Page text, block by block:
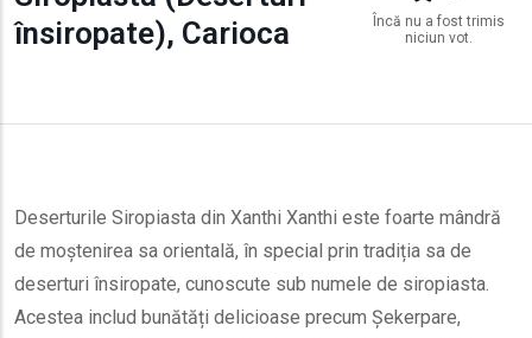
însiropate), Carioca
Încă nu a fost trimis
niciun vot.
Deserturile Siropiasta din Xanthi Xanthi este foarte mândră
de moștenirea sa orientală, în special prin tradiția sa de
deserturi însiropate, cunoscute sub numele de siropiasta.
Acestea includ bunătăți delicioase precum Șekerpare,